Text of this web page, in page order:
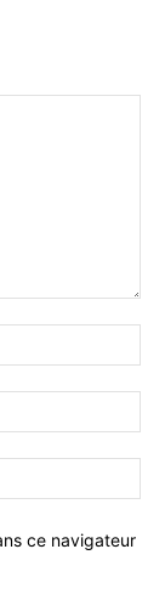
ce navigateur